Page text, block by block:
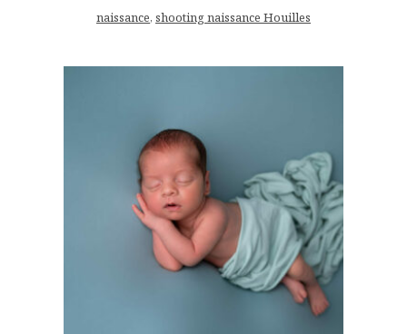
naissance, shooting naissance Houilles